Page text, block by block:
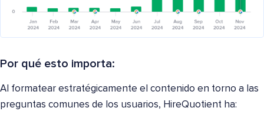
Por qué esto importa:
Al formatear estratégicamente el contenido en torno a las
preguntas comunes de los usuarios, HireQuotient ha: